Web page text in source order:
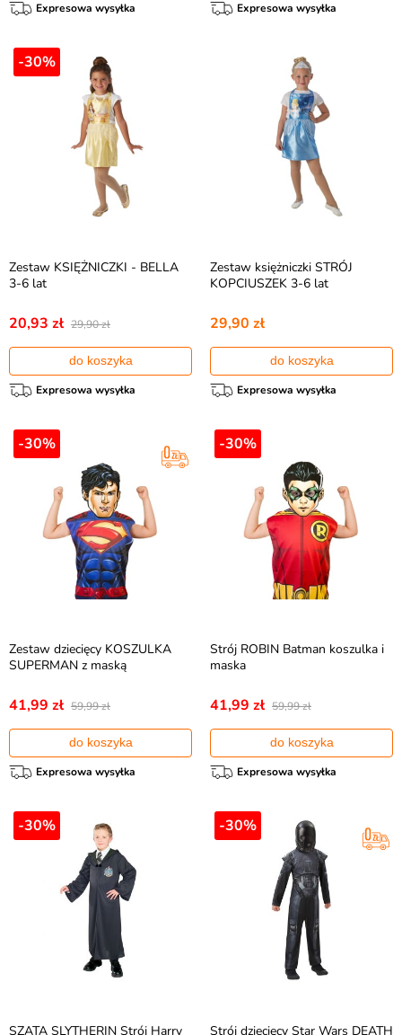
Expresowa wysyłka Expresowa wysyłka
-30%
Zestaw KSIĘŻNICZKI - BELLA
3-6 lat
20,93 zł 29,90 zł
do koszyka
Expresowa wysyłka
Zestaw księżniczki STRÓJ
KOPCIUSZEK 3-6 lat
29,90 zł
do koszyka
Expresowa wysyłka
-30%
Zestaw dziecięcy KOSZULKA
SUPERMAN z maską
41,99 zł 59,99 zł
do koszyka
Expresowa wysyłka
-30%
Strój ROBIN Batman koszulka i
maska
41,99 zł 59,99 zł
do koszyka
Expresowa wysyłka
-30%
SZATA SLYTHERIN Strój Harry
-30%
Strój dziecięcy Star Wars DEATH